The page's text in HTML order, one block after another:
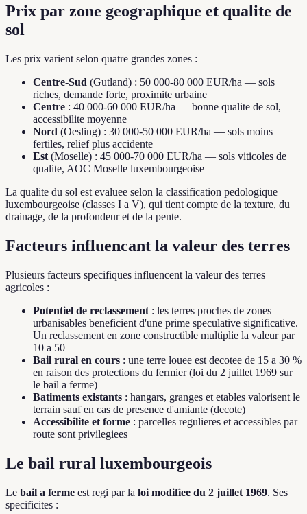
Prix par zone geographique et qualite de
sol
Les prix varient selon quatre grandes zones :
Centre-Sud (Gutland) : 50 000-80 000 EUR/ha — sols
riches, demande forte, proximite urbaine
Centre : 40 000-60 000 EUR/ha — bonne qualite de sol,
accessibilite moyenne
Nord (Oesling) : 30 000-50 000 EUR/ha — sols moins
fertiles, relief plus accidente
Est (Moselle) : 45 000-70 000 EUR/ha — sols viticoles de
qualite, AOC Moselle luxembourgeoise
La qualite du sol est evaluee selon la classification pedologique
luxembourgeoise (classes I a V), qui tient compte de la texture, du
drainage, de la profondeur et de la pente.
Facteurs influencant la valeur des terres
Plusieurs facteurs specifiques influencent la valeur des terres
agricoles :
Potentiel de reclassement : les terres proches de zones
urbanisables beneficient d'une prime speculative significative.
Un reclassement en zone constructible multiplie la valeur par
10 a 50
Bail rural en cours : une terre louee est decotee de 15 a 30 %
en raison des protections du fermier (loi du 2 juillet 1969 sur
le bail a ferme)
Batiments existants : hangars, granges et etables valorisent le
terrain sauf en cas de presence d'amiante (decote)
Accessibilite et forme : parcelles regulieres et accessibles par
route sont privilegiees
Le bail rural luxembourgeois
Le bail a ferme est regi par la loi modifiee du 2 juillet 1969. Ses
specificites :